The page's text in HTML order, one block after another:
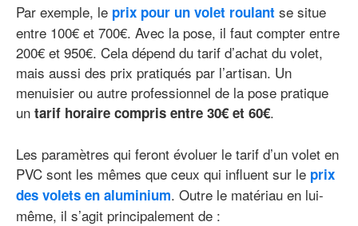
Par exemple, le prix pour un volet roulant se situe
entre 100€ et 700€. Avec la pose, il faut compter entre
200€ et 950€. Cela dépend du tarif d’achat du volet,
mais aussi des prix pratiqués par l’artisan. Un
menuisier ou autre professionnel de la pose pratique
un tarif horaire compris entre 30€ et 60€.
Les paramètres qui feront évoluer le tarif d’un volet en
PVC sont les mêmes que ceux qui influent sur le prix
des volets en aluminium. Outre le matériau en lui-
même, il s’agit principalement de :